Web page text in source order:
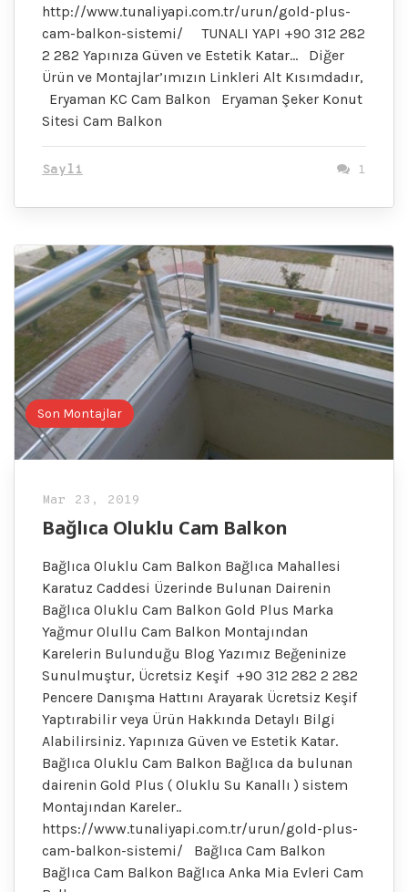
http://www.tunaliyapi.com.tr/urun/gold-plus-
cam-balkon-sistemi/ TUNALI YAPI +90 312 282
2 282 Yapınıza Güven ve Estetik Katar… Diğer
Ürün ve Montajlar’ımızın Linkleri Alt Kısımdadır,
Eryaman KC Cam Balkon Eryaman Şeker Konut
Sitesi Cam Balkon
Sayli 1
Son Montajlar
Mar 23, 2019
Bağlıca Oluklu Cam Balkon
Bağlıca Oluklu Cam Balkon Bağlıca Mahallesi
Karatuz Caddesi Üzerinde Bulunan Dairenin
Bağlıca Oluklu Cam Balkon Gold Plus Marka
Yağmur Olullu Cam Balkon Montajından
Karelerin Bulunduğu Blog Yazımız Beğeninize
Sunulmuştur, Ücretsiz Keşif +90 312 282 2 282
Pencere Danışma Hattını Arayarak Ücretsiz Keşif
Yaptırabilir veya Ürün Hakkında Detaylı Bilgi
Alabilirsiniz. Yapınıza Güven ve Estetik Katar.
Bağlıca Oluklu Cam Balkon Bağlıca da bulunan
dairenin Gold Plus ( Oluklu Su Kanallı ) sistem
Montajından Kareler..
https://www.tunaliyapi.com.tr/urun/gold-plus-
cam-balkon-sistemi/ Bağlıca Cam Balkon
Bağlıca Cam Balkon Bağlıca Anka Mia Evleri Cam